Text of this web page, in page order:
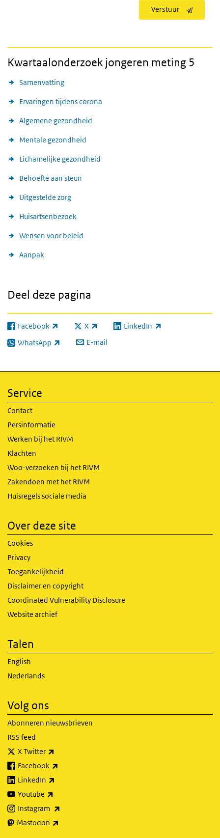
Verstuur
Kwartaalonderzoek jongeren meting 5
Samenvatting
Ervaringen tijdens corona
Algemene gezondheid
Mentale gezondheid
Lichamelijke gezondheid
Behoefte aan steun
Uitgestelde zorg
Huisartsenbezoek
Wensen voor beleid
Aanpak
Deel deze pagina
Facebook
(externe link) X
(externe link) LinkedIn
(externe link)
WhatsApp
(externe link) E-mail
Service
Contact
Persinformatie
Werken bij het RIVM
Klachten
Woo-verzoeken bij het RIVM
Zakendoen met het RIVM
Huisregels sociale media
Over deze site
Cookies
Privacy
Toegankelijkheid
Disclaimer en copyright
Coordinated Vulnerability Disclosure
Website archief
Talen
English
Nederlands
Volg ons
Abonneren nieuwsbrieven
RSS feed
X Twitter
Facebook
LinkedIn
Youtube
Instagram
Mastodon